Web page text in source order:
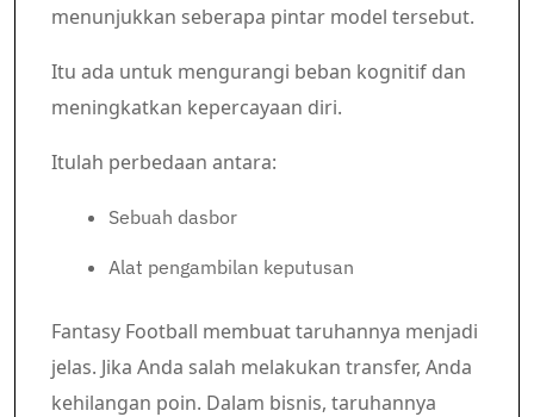
menunjukkan seberapa pintar model tersebut.
Itu ada untuk mengurangi beban kognitif dan
meningkatkan kepercayaan diri.
Itulah perbedaan antara:
Sebuah dasbor
Alat pengambilan keputusan
Fantasy Football membuat taruhannya menjadi
jelas. Jika Anda salah melakukan transfer, Anda
kehilangan poin. Dalam bisnis, taruhannya